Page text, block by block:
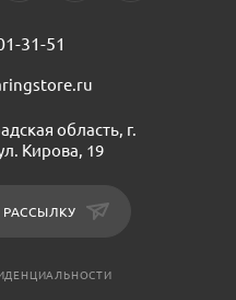
31-51
область, г.
Кирова, 19